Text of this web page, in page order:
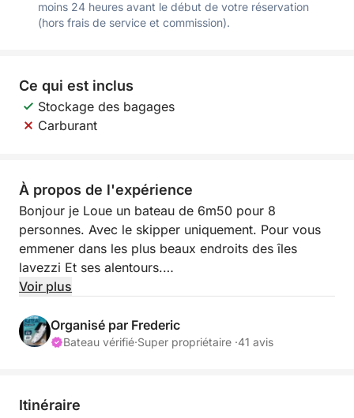
moins 24 heures avant le début de votre réservation
(hors frais de service et commission).
Ce qui est inclus
Stockage des bagages
Carburant
À propos de l'expérience
Bonjour je Loue un bateau de 6m50 pour 8
personnes. Avec le skipper uniquement. Pour vous
emmener dans les plus beaux endroits des îles
lavezzi Et ses alentours.
Et les bouches de Bonifacio. Location du bateau
essence le bateau consomme très peu 150 Chevaux.
Le bateau est très confortable Avec son bain de
Voir plus
Organisé par Frederic
Bateau vérifié·Super propriétaire ·41 avis
Itinéraire